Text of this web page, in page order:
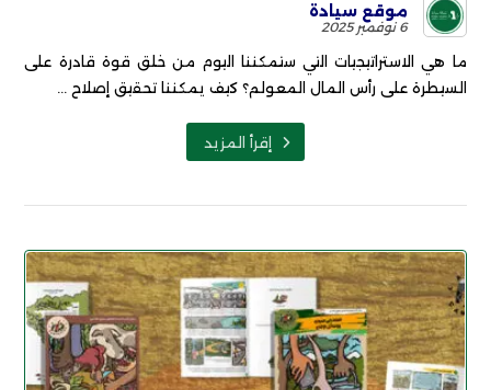
موقع سيادة
6 نوفمبر 2025
ما هي الاستراتيجيات التي ستمكننا اليوم من خلق قوة قادرة على
السيطرة على رأس المال المعولم؟ كيف يمكننا تحقيق إصلاح ...
إقرأ المزيد